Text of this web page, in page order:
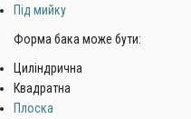
Під мийку
Форма бака може бути:
Циліндрична
Квадратна
Плоска